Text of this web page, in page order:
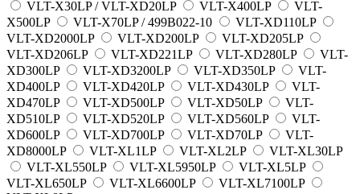
VLT-X30LP / VLT-XD20LP
VLT-X400LP
VLT-
X500LP
VLT-X70LP / 499B022-10
VLT-XD110LP
VLT-XD2000LP
VLT-XD200LP
VLT-XD205LP
VLT-XD206LP
VLT-XD221LP VLT-XD280LP
VLT-
XD300LP
VLT-XD3200LP VLT-XD350LP
VLT-
XD400LP
VLT-XD420LP VLT-XD430LP
VLT-
XD470LP
VLT-XD500LP VLT-XD50LP
VLT-
XD510LP
VLT-XD520LP VLT-XD560LP
VLT-
XD600LP
VLT-XD700LP VLT-XD70LP
VLT-
XD8000LP
VLT-XL1LP VLT-XL2LP
VLT-XL30LP
VLT-XL550LP
VLT-XL5950LP
VLT-XL5LP
VLT-XL650LP
VLT-XL6600LP
VLT-XL7100LP